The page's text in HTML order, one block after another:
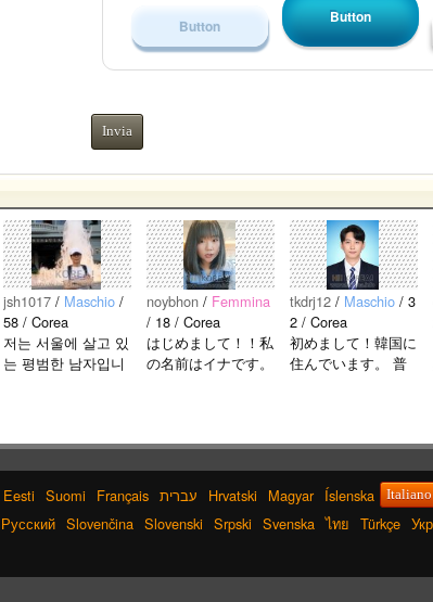
Button
Button
Invia
jsh1017 / Maschio/
58 / Corea
저는 서울에 살고 있
는 평범한 남자입니
가면 좋은 곳 소개
습니다 반대로 한국
에 오시면 가이드 해
드릴..
noybhon / Femmina
/ 18 / Corea
はじめまして！！私
の名前はイナです。
たいです。よろしく
tkdrj12 / Maschio/ 3
2 / Corea
初めまして！韓国に
住んでいます。 ​普
行くのが本当に大好
釣りスポットを探し
たり、ノリのいい
音..
Eesti Suomi Français עברית Hrvatski Magyar Íslenska Italiano
Русский Slovenčina Slovenski Srpski Svenska ไทย Türkçe